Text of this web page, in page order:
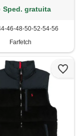
Sped. gratuita
46-48-50-52-54-56
Farfetch